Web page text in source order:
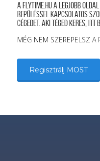
A FLYTIME.HU a legjobb
repüléssel kapcsolatos
cégedet. Aki téged keres,
MÉG NEM SZEREPELSZ A
Regisztrálj MOST